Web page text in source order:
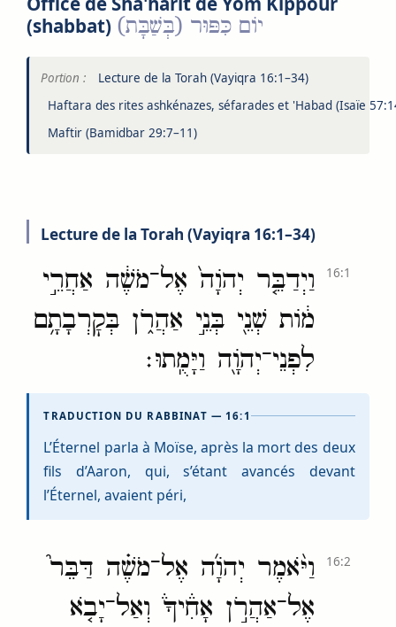
(shabbat) יוֹם כִּפּוּר (בְּשַׁבָּת)
Portion :
Lecture de la Torah (Vayiqra 16:1–34)
Haftara des rites ashkénazes, séfarades et 'Habad (Isaïe
Maftir (Bamidbar 29:7–11)
Lecture de la Torah (Vayiqra 16:1–34)
וַיְדַבֵּ֤ר יְהֹוָה֙ אֶל־מֹשֶׁ֔ה אַחֲרֵ֣י
מ֔וֹת שְׁנֵ֖י בְּנֵ֣י אַהֲרֹ֑ן בְּקׇרְבָתָ֥ם
לִפְנֵי־יְהֹוָ֖ה וַיָּמֻֽתוּ׃
16:1
TRADUCTION DU RABBINAT — 16:1
L’Éternel parla à Moïse, après la mort des deux
fils d’Aaron, qui, s’étant avancés devant
l’Éternel, avaient péri,
וַיֹּ֨אמֶר יְהֹוָ֜ה אֶל־מֹשֶׁ֗ה דַּבֵּר֮
אֶל־אַהֲרֹ֣ן אָחִ֒יךָ֒ וְאַל־יָבֹ֤א
16:2